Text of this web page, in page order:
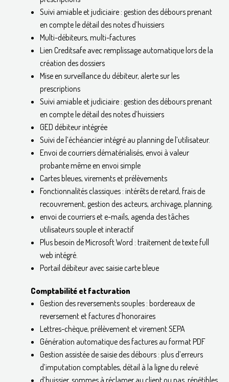
Suivi amiable et judiciaire : gestion des débours prenant
en compte le détail des notes d’huissiers
Multi-débiteurs, multi-factures
Lien Creditsafe avec remplissage automatique lors de la
création des dossiers
Mise en surveillance du débiteur, alerte sur les
prescriptions
Suivi amiable et judiciaire : gestion des débours prenant
en compte le détail des notes d’huissiers
GED débiteur intégrée
Suivi de l’échéancier intégré au planning de l’utilisateur.
Envoi de courriers dématérialisés, envoi à valeur
probante même en envoi simple
Cartes bleues, virements et prélèvements
Fonctionnalités classiques : intérêts de retard, frais de
recouvrement, gestion des acteurs, archivage, planning,
envoi de courriers et e-mails, agenda des tâches
utilisateurs souple et interactif
Plus besoin de Microsoft Word : traitement de texte full
web intégré.
Portail débiteur avec saisie carte bleue
Comptabilité et facturation
Gestion des reversements souples : bordereaux de
reversement et factures d’honoraires
Lettres-chèque, prélèvement et virement SEPA
Génération automatique des factures au format PDF
Gestion assistée de saisie des débours : plus d’erreurs
d’imputation comptables, détail à la ligne du relevé
d’huissier, sommes à réclamer au client ou pas, répétibles